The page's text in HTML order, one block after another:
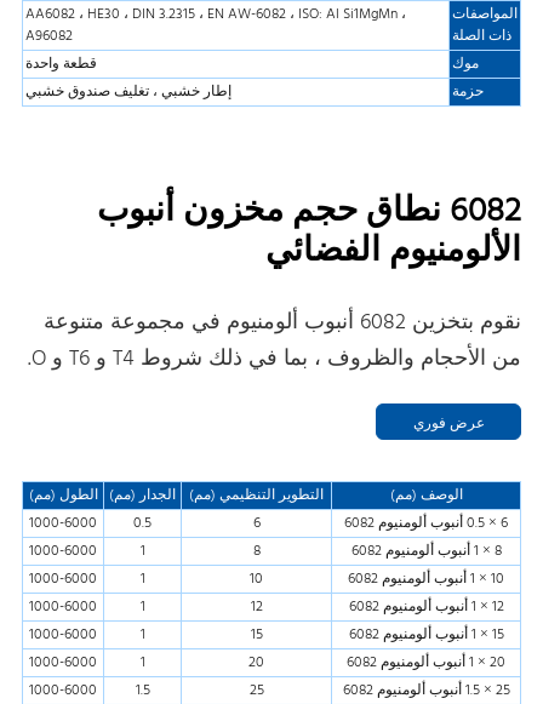
المواصفات
ذات الصلة
AA6082 ، HE30 ، DIN 3.2315 ، EN AW-6082 ، ISO: Al Si1MgMn ،
A96082
موك
قطعة واحدة
حزمة
إطار خشبي ، تغليف صندوق خشبي
6082 نطاق حجم مخزون أنبوب
الألومنيوم الفضائي
نقوم بتخزين 6082 أنبوب ألومنيوم في مجموعة متنوعة
من الأحجام والظروف ، بما في ذلك شروط T4 و T6 و O.
عرض فوري
الوصف (مم) التطوير التنظيمي (مم) الجدار (مم) الطول (مم)
6 × 0.5 أنبوب ألومنيوم 6082
6
0.5
1000-6000
8 × 1 أنبوب ألومنيوم 6082
8
1
1000-6000
10 × 1 أنبوب ألومنيوم 6082
10
1
1000-6000
12 × 1 أنبوب ألومنيوم 6082
12
1
1000-6000
15 × 1 أنبوب ألومنيوم 6082
15
1
1000-6000
20 × 1 أنبوب ألومنيوم 6082
20
1
1000-6000
25 × 1.5 أنبوب ألومنيوم 6082
25
1.5
1000-6000